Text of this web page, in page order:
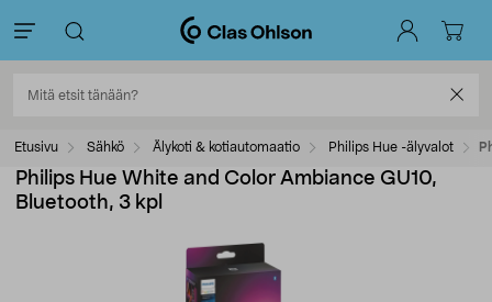
Etusivu Sähkö Älykoti & kotiautomaatio Philips Hue -älyvalot
Philips Hue White and Color Ambiance GU10,
Bluetooth, 3 kpl